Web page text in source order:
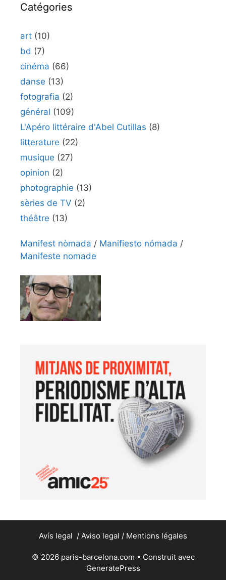
Catégories
art (10)
bd (7)
cinéma (66)
danse (13)
fotografia (2)
général (109)
L'Apéro littéraire d'Abel Cutillas (8)
litterature (22)
musique (27)
opinion (2)
photographie (13)
sèries de TV (2)
théâtre (13)
Manifest nòmada / Manifiesto nómada /
Manifeste nomade
Avís legal / Aviso legal / Mentions légales
© 2026 paris-barcelona.com • Construit avec
GeneratePress